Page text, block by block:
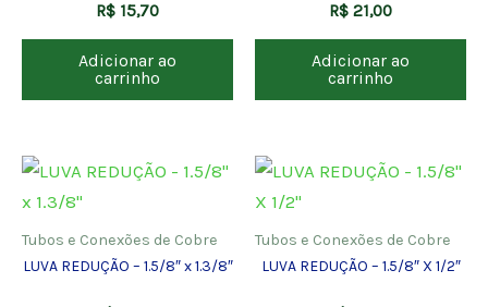
R$ 15,70
Adicionar ao
carrinho
R$ 21,00
Adicionar ao
carrinho
Tubos e Conexões de Cobre
LUVA REDUÇÃO – 1.5/8″ x 1.3/8″
Tubos e Conexões de Cobre
LUVA REDUÇÃO – 1.5/8″ X 1/2″